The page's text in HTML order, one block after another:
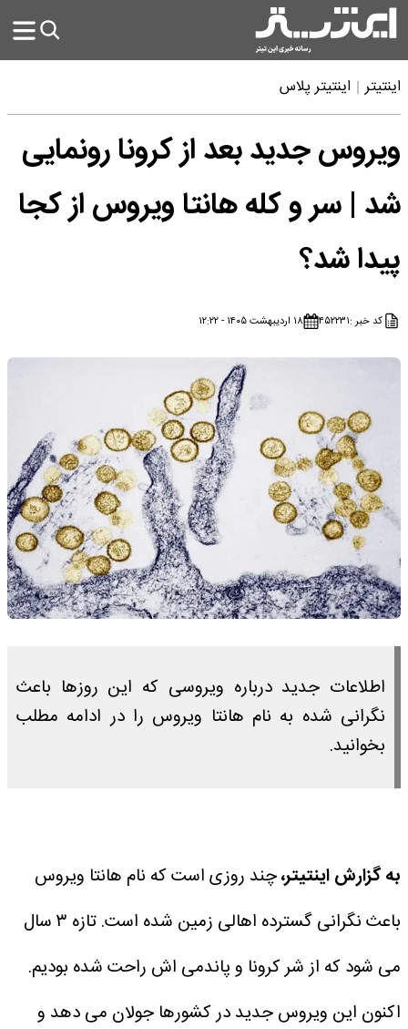
اینتیتر اینتیتر پلاس
ویروس جدید بعد از کرونا رونمایی
شد | سر و کله هانتا ویروس از کجا
پیدا شد؟
کد خبر :۴۵۲۲۳۱ ۱۸ اردیبهشت ۱۴۰۵ - ۱۲:۲۲
اطلاعات جدید درباره ویروسی که این روزها باعث
نگرانی شده به نام هانتا ویروس را در ادامه مطلب
بخوانید.
به گزارش اینتیتر،چند روزی است که نام هانتا ویروس
باعث نگرانی گسترده اهالی زمین شده است. تازه ۳ سال
می شود که از شر کرونا و پاندمی اش راحت شده بودیم.
اکنون این ویروس جدید در کشورها جولان می دهد و